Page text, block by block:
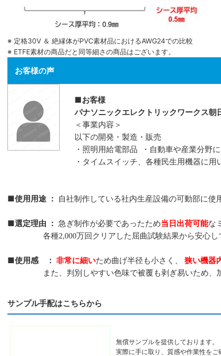
※ 定格30V ＆ 絶縁体がPVC素材品におけるAWG24での比較
※ ETFE素材の商品だと同等細さの商品はございます。
お客様の声
■お客様
パナソニックエレクトリックワークス朝
＜事業内容＞
以下の開発・製造・販売
・照明用給電部品 ・自動車や産業分野
・タイムスイッチ、各種民生用機器に用
■使用用途 ： 自社制作している社内生産設備の可動部に使
■選定理由 ： 急ぎ制作が必要であったため当日出荷可能な
各種2,000万回クリアした屈曲試験結果から安心し
■使用感 ： 非常に細いため曲げ半径も小さく、 狭い機器
また、判別しやすい色味で被覆も剥ぎ易いため、加
サンプル手配はこちらから
無償サンプルを提供しております。
実際に手に取り、質感や作業性をご